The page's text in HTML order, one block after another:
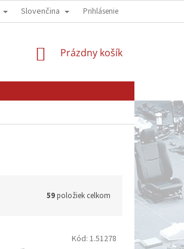
GDPR - OCHRANA OSOBNÍCH ÚDAJŮ
Slovenčina Prihlásenie
NÁKUPNÝ
Prázdny košík
59položiek celkom
Kód: 1.51278